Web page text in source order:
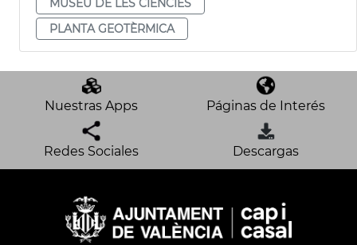
PLANTA GEOTÈRMICA
Nuestras Apps Páginas de Interés
Redes Sociales Descargas